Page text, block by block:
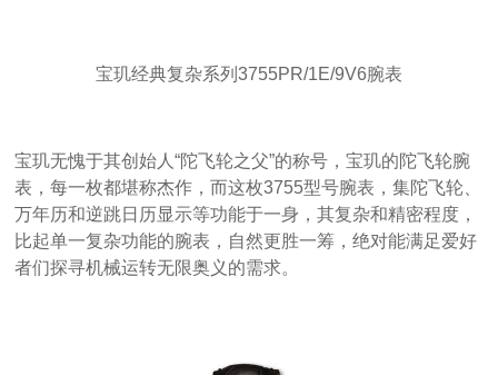
宝玑经典复杂系列3755PR/1E/9V6腕表
宝玑无愧于其创始人“陀飞轮之父”的称号，宝玑的陀飞轮腕
表，每一枚都堪称杰作，而这枚3755型号腕表，集陀飞轮、
万年历和逆跳日历显示等功能于一身，其复杂和精密程度，
比起单一复杂功能的腕表，自然更胜一筹，绝对能满足爱好
者们探寻机械运转无限奥义的需求。